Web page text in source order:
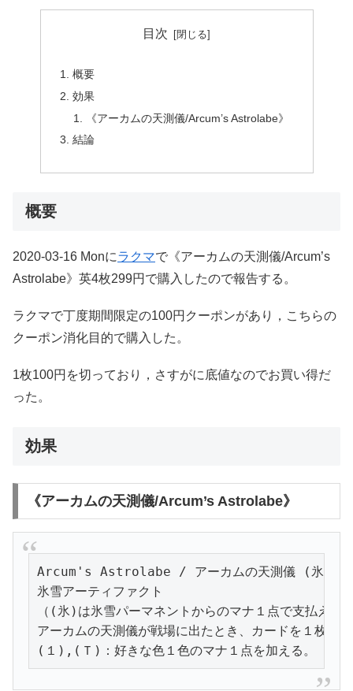
目次
概要
効果
《アーカムの天測儀/Arcum’s Astrolabe》
結論
概要
2020-03-16 Monにラクマで《アーカムの天測儀/Arcum’s
Astrolabe》英4枚299円で購入したので報告する。
ラクマで丁度期間限定の100円クーポンがあり，こちらの
クーポン消化目的で購入した。
1枚100円を切っており，さすがに底値なのでお買い得だ
った。
効果
《アーカムの天測儀/Arcum’s Astrolabe》
Arcum's Astrolabe / アーカムの天測儀 (氷)
氷雪アーティファクト
（(氷)は氷雪パーマネントからのマナ１点で支払える
アーカムの天測儀が戦場に出たとき、カードを１枚引
(１),(Ｔ)：好きな色１色のマナ１点を加える。